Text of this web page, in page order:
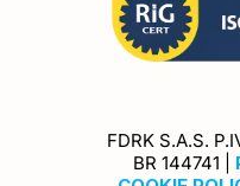
FDRK S.A.S.
BR 144741 |
Privacy Policy